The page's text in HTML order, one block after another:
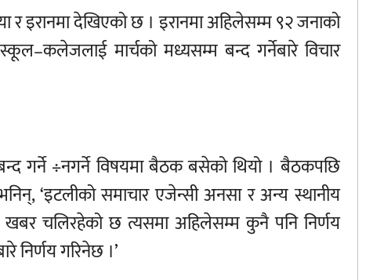
र इरानमा देखिएको छ । इरानमा अहिलेसम्म ९२ जनाको
मार्चको मध्यसम्म बन्द गर्नेबारे विचार
गर्ने ÷नगर्ने विषयमा बैठक बसेको थियो । बैठकपछि
‘इटलीको समाचार एजेन्सी अनसा र अन्य स्थानीय
चलिरहेको छ त्यसमा अहिलेसम्म कुनै पनि निर्णय
निर्णय गरिनेछ ।’